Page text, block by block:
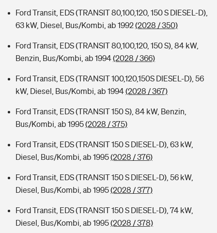
Ford Transit, EDS (TRANSIT 80,100,120, 150 S DIESEL-D),
63 kW, Diesel, Bus/Kombi, ab 1992(2028 / 350)
Ford Transit, EDS (TRANSIT 80,100,120, 150 S), 84 kW,
Benzin, Bus/Kombi, ab 1994(2028 / 366)
Ford Transit, EDS (TRANSIT 100,120,150S DIESEL-D), 56
kW, Diesel, Bus/Kombi, ab 1994(2028 / 367)
Ford Transit, EDS (TRANSIT 150 S), 84 kW, Benzin,
Bus/Kombi, ab 1995(2028 / 375)
Ford Transit, EDS (TRANSIT 150 S DIESEL-D), 63 kW,
Diesel, Bus/Kombi, ab 1995(2028 / 376)
Ford Transit, EDS (TRANSIT 150 S DIESEL-D), 56 kW,
Diesel, Bus/Kombi, ab 1995(2028 / 377)
Ford Transit, EDS (TRANSIT 150 S DIESEL-D), 74 kW,
Diesel, Bus/Kombi, ab 1995(2028 / 378)